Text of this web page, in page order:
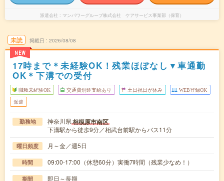
派遣会社 マンパワーグループ株式会社 ケアサービス事業部（保育）
未読
NEW
掲載日 2026/08/08
17時まで＊未経験OK！残業ほぼなし▼車通勤
OK＊下溝での受付
職種未経験OK 交通費別途支給あり 土日祝日が休み WEB登録OK
派遣
勤務地 神奈川県相模原市南区
下溝駅から徒歩9分／相武台前駅からバス11分
曜日頻度 月～金／週5日
時間 09:00-17:00（休憩60分）実働7時間（残業少なめ！）
期間 即日～長期